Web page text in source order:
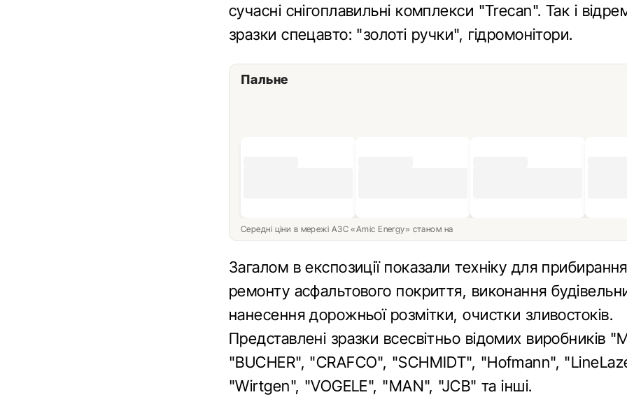
сучасні снігоплавильні комплекси "Trecan". Так і
зразки спецавто: "золоті ручки", гідромонітори.
Пальне
Середні ціни в мережі АЗС «Amic Energy» станом на
Загалом в експозиції показали техніку для прибирання
ремонту асфальтового покриття, виконання
нанесення дорожньої розмітки, очистки зливостоків.
Представлені зразки всесвітньо відомих виробників
"BUCHER", "CRAFCO", "SCHMIDT", "Hofmann",
"Wirtgen", "VOGELE", "МАN", "JCB" та інші.